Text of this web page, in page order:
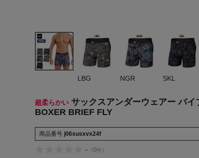
プレゼント
子育て
LBG NGR SKL
超柔らかい サックスアンダーウェアー バ
BOXER BRIEF FLY
商品番号 j06susxvx24f
- （0件 ）